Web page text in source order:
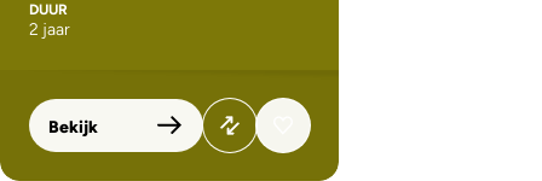
DUUR
2 jaar
Bekijk